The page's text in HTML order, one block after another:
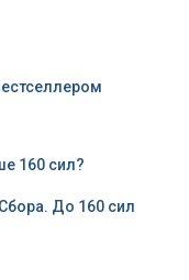
160 сил?
До 160 сил